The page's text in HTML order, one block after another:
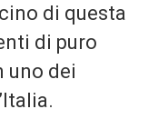
di questa
di puro
uno dei